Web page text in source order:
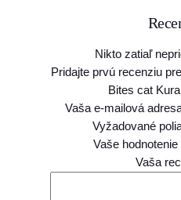
Nikto zatiaľ
Pridajte prvú recenziu
Bites cat
Vaša e-mailová
Vyžadované
Vaše hodnotenie
Vaša